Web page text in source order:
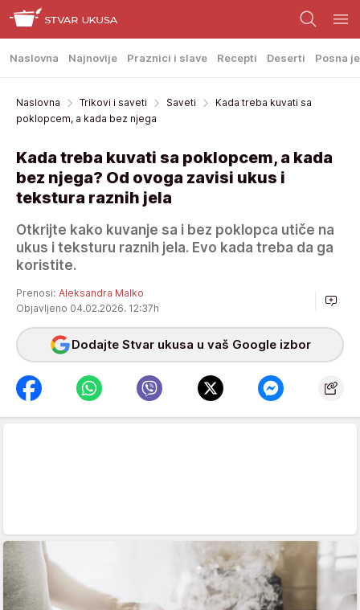
Naslovna Najnovije Praznici i slave Recepti Deserti Posna
Naslovna Trikovi i saveti Saveti
Kada treba kuvati sa
poklopcem, a kada bez njega
Kada treba kuvati sa poklopcem, a kada
bez njega? Od ovoga zavisi ukus i
tekstura raznih jela
Otkrijte kako kuvanje sa i bez poklopca utiče na
ukus i teksturu raznih jela. Evo kada treba da ga
koristite.
Prenosi: Aleksandra Malko
Objavljeno 04.02.2026. 12:37h
Dodajte Stvar ukusa u vaš Google izbor